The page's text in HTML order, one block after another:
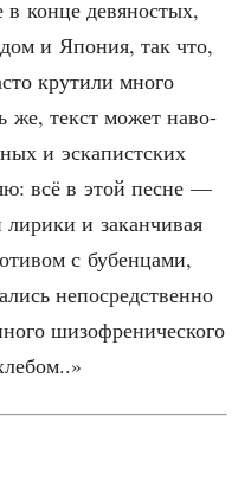
в кон­це девя­но­стых,
и Япо­ния, так что,
кру­ти­ли мно­го
же, текст может наво­
и эска­пист­ских
всё в этой песне —
и закан­чи­вая
с бубен­ца­ми,
непо­сред­ствен­но
шизо­фре­ни­че­ско­го